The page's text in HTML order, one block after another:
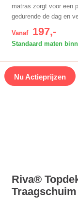
matras zorgt voor een
gedurende de dag en
Vanaf 197,-
Standaard maten
Nu Actieprijzen
Riva®